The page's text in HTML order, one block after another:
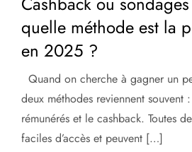
quelle méthode est la
en 2025 ?
Quand on cherche à gagner un
deux méthodes reviennent souvent
rémunérés et le cashback. Toutes
faciles d’accès et peuvent […]